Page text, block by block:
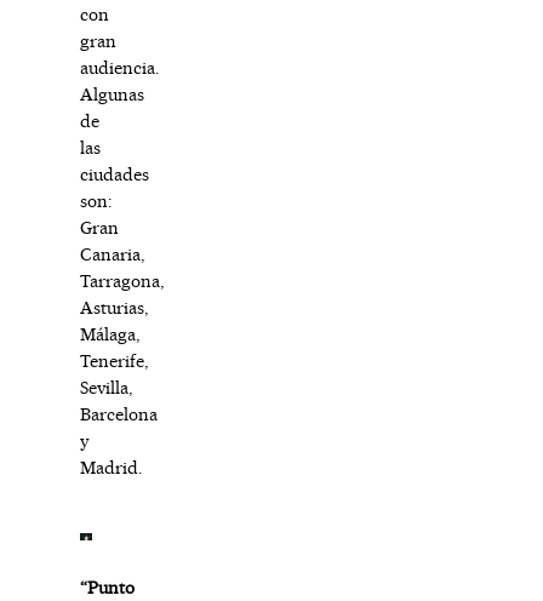
con
gran
audiencia.
Algunas
de
las
ciudades
son:
Gran
Canaria,
Tarragona,
Asturias,
Málaga,
Tenerife,
Sevilla,
Barcelona
y
Madrid.
“Punto